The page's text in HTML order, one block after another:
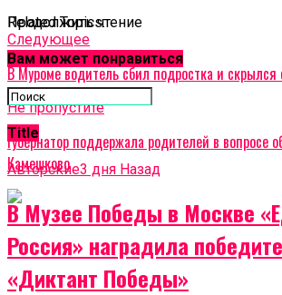
Related Topics:
Cледующее
В Муроме водитель сбил подростка и
Не пропустите
Губернатор поддержала родителей в вопросе
Камешково
Продолжить чтение
Вам может понравиться
Title
Авторские3 дня Назад
В Музее Победы в Москве
Россия» наградила
«Диктант Победы»